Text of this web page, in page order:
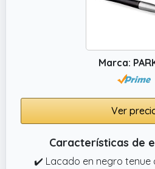
Marca:
Ver
Características de
✔️ Lacado en negro tenue